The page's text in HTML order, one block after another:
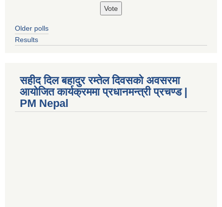
Older polls
Results
सहीद दिल बहादुर रम्तेल दिवसको अवसरमा
आयोजित कार्यक्रममा प्रधानमन्त्री प्रचण्ड |
PM Nepal